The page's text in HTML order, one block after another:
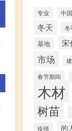
专业 中国
冬天 冬
基地 宋
市场
春节期间
木材
树苗
疫情 的